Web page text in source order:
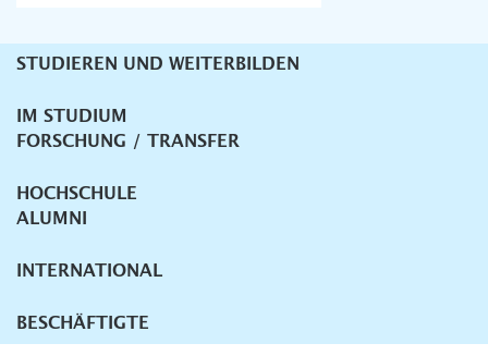
Unternavigation
STUDIEREN UND WEITERBILDEN
IM STUDIUM
FORSCHUNG / TRANSFER
HOCHSCHULE
ALUMNI
INTERNATIONAL
BESCHÄFTIGTE